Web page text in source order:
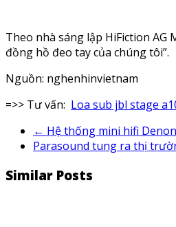
Theo nhà sáng lập HiFiction AG
đồng hồ đeo tay của chúng tôi”.
Nguồn: nghenhinvietnam
=>> Tư vấn: Loa sub jbl stage
← Hệ thống mini hifi
Parasound tung ra thị
Similar Posts